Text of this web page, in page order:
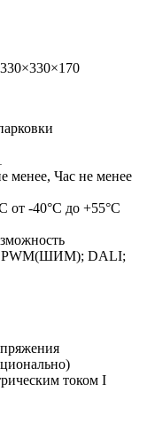
330×330×170
менее, Час не менее
от -40°C до +55°C
PWM(ШИМ); DALI;
током I